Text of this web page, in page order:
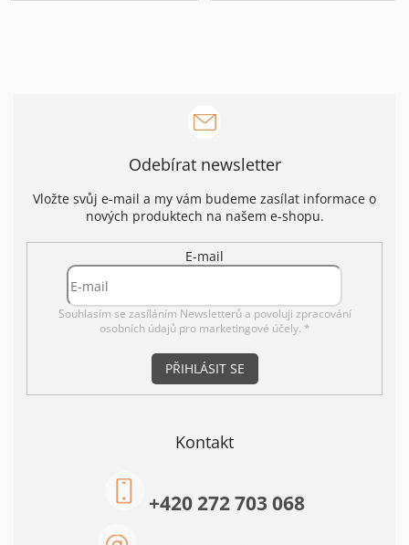
Odebírat newsletter
Vložte svůj e-mail a my vám budeme zasílat informace o
nových produktech na našem e-shopu.
E-mail
Souhlasím se zasíláním Newsletterů a povoluji zpracování
osobních údajů pro marketingové účely. *
PŘIHLÁSIT SE
Kontakt
+420 272 703 068